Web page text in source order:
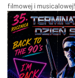
filmowej i musicalowej!